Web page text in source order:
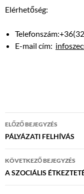
Elérhetőség:
E-mail cím:
Bejegyzés
navigáció
ELŐZŐ BEJEGYZÉS
PÁLYÁZATI FELHÍVÁS
KÖVETKEZŐ BEJEGYZÉS
A SZOCIÁLIS